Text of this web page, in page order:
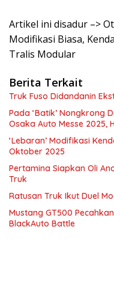
Artikel ini disadur –>
Modifikasi Biasa,
Tralis Modular
Berita Terkait
Truk Fuso Didandanin
Pada ‘Batik’ Nongkrong
Osaka Auto Messe 2025,
‘Lebaran’ Modifikasi
Oktober 2025
Pertamina Siapkan Oli
Truk
Ratusan Truk Ikut Duel
Mustang GT500
BlackAuto Battle